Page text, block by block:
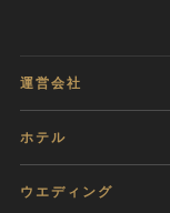
運営会社
ホテル
ウエディング